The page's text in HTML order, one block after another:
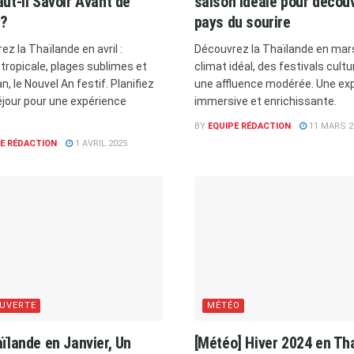
la Thaïlande en avril :
plages sublimes et
le Nouvel An festif. Planifiez
pour une expérience
RÉDACTION 1 AVRIL 2025
pays du sourire
Découvrez la Thaïlande en
climat idéal, des festivals
une affluence modérée. Une
immersive et enrichissante.
BY EQUIPE RÉDACTION 11 MARS
en Janvier, Un
MÉTÉO
[Météo] Hiver 2024 en